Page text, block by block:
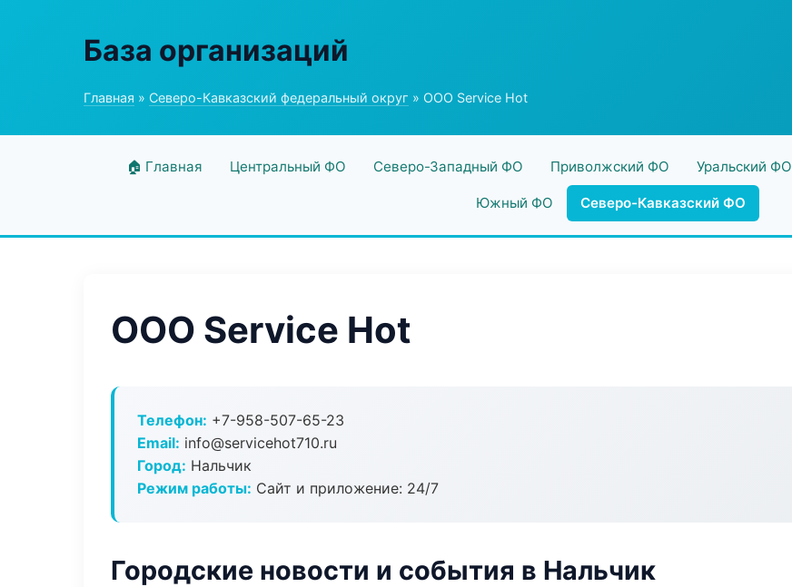
База организаций
Главная » Северо-Кавказский федеральный округ » ООО Service Hot
🏠 Главная Центральный ФО Северо-Западный ФО Приволжский ФО Уральский ФО
Южный ФО Северо-Кавказский ФО
ООО Service Hot
Телефон: +7-958-507-65-23
Email: info@servicehot710.ru
Город: Нальчик
Режим работы: Сайт и приложение: 24/7
Городские новости и события в Нальчик